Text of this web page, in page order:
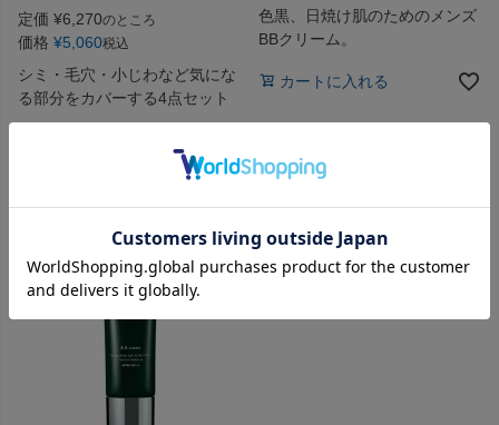
定価 ¥6,270のところ
価格 ¥5,060税込
シミ・毛穴・小じわなど気にな
る部分をカバーする4点セット
（8）
色黒、日焼け肌のためのメンズ
BBクリーム。
カートに入れる